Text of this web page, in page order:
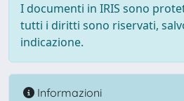
I documenti in IRIS sono
tutti i diritti sono riservati,
indicazione.
Informazioni